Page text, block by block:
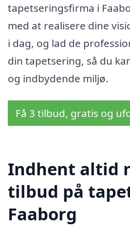
tapetseringsfirma i
med at realisere dine
i dag, og lad de
din tapetsering, så du
og indbydende miljø.
Få 3 tilbud, gratis og
Indhent altid
tilbud på
Faaborg